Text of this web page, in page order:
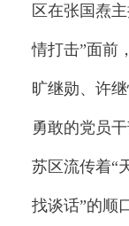
区在张国焘
情打击”面前
旷继勋、许
勇敢的党员
苏区流传着“
找谈话”的顺